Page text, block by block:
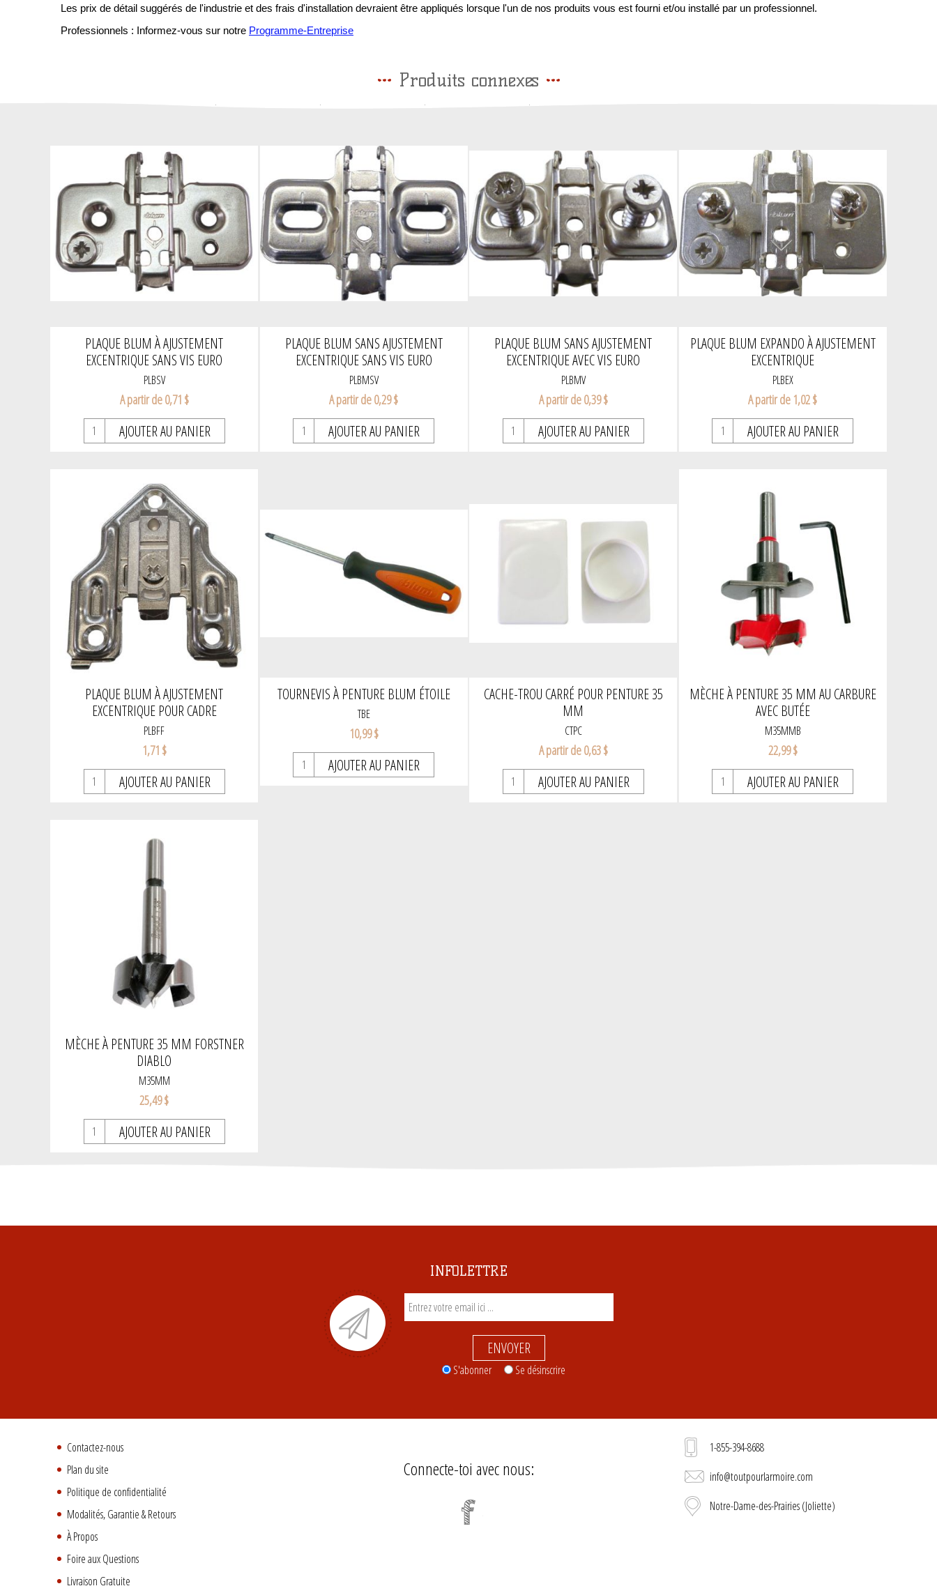
Les prix de détail suggérés de l'industrie et des frais d'installation devraient être appliqués lorsque l'un de nos produits vous est fourni et/ou installé par un professionnel.
Professionnels : Informez-vous sur notre Programme-Entreprise
Produits connexes
PLAQUE BLUM À AJUSTEMENT
EXCENTRIQUE SANS VIS EURO
PLBSV
A partir de 0,71 $
AJOUTER AU PANIER
PLAQUE BLUM SANS AJUSTEMENT
EXCENTRIQUE SANS VIS EURO
PLBMSV
A partir de 0,29 $
AJOUTER AU PANIER
PLAQUE BLUM SANS AJUSTEMENT
EXCENTRIQUE AVEC VIS EURO
PLBMV
A partir de 0,39 $
AJOUTER AU PANIER
PLAQUE BLUM EXPANDO À AJUSTEMENT
EXCENTRIQUE
PLBEX
A partir de 1,02 $
AJOUTER AU PANIER
PLAQUE BLUM À AJUSTEMENT
EXCENTRIQUE POUR CADRE
PLBFF
1,71 $
AJOUTER AU PANIER
TOURNEVIS À PENTURE BLUM ÉTOILE
TBE
10,99 $
AJOUTER AU PANIER
CACHE-TROU CARRÉ POUR PENTURE 35
MM
CTPC
A partir de 0,63 $
AJOUTER AU PANIER
MÈCHE À PENTURE 35 MM AU CARBURE
AVEC BUTÉE
M35MMB
22,99 $
AJOUTER AU PANIER
MÈCHE À PENTURE 35 MM FORSTNER
DIABLO
M35MM
25,49 $
AJOUTER AU PANIER
INFOLETTRE
ENVOYER
S'abonner Se désinscrire
Contactez-nous
Plan du site
Politique de confidentialité
Modalités, Garantie & Retours
À Propos
Foire aux Questions
Livraison Gratuite
Connecte-toi avec nous:
1-855-394-8688
info@toutpourlarmoire.com
Notre-Dame-des-Prairies (Joliette)